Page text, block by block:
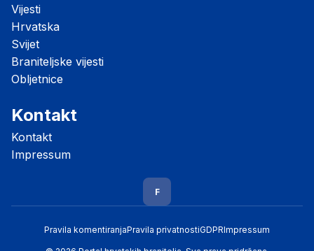
Vijesti
Hrvatska
Svijet
Braniteljske vijesti
Obljetnice
Kontakt
Kontakt
Impressum
F
Pravila komentiranjaPravila privatnostiGDPRImpressum